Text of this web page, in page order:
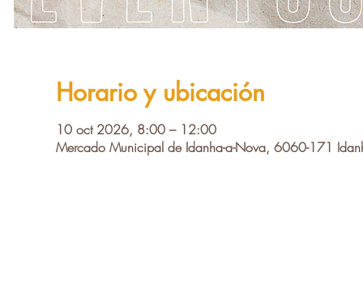
Horario y ubicación
10 oct 2026, 8:00 – 12:00
Mercado Municipal de Idanha-a-Nova, 6060-171